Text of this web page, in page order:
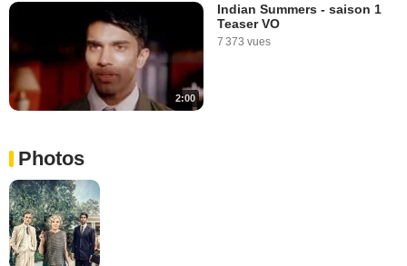
2:00
Indian Summers - saison 1
Teaser VO
7 373 vues
Photos